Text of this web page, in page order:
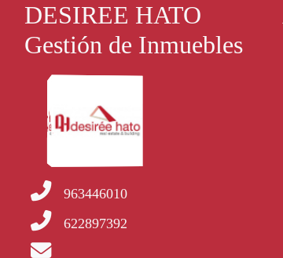
DESIREE HATO
Gestión de Inmuebles
963446010
622897392